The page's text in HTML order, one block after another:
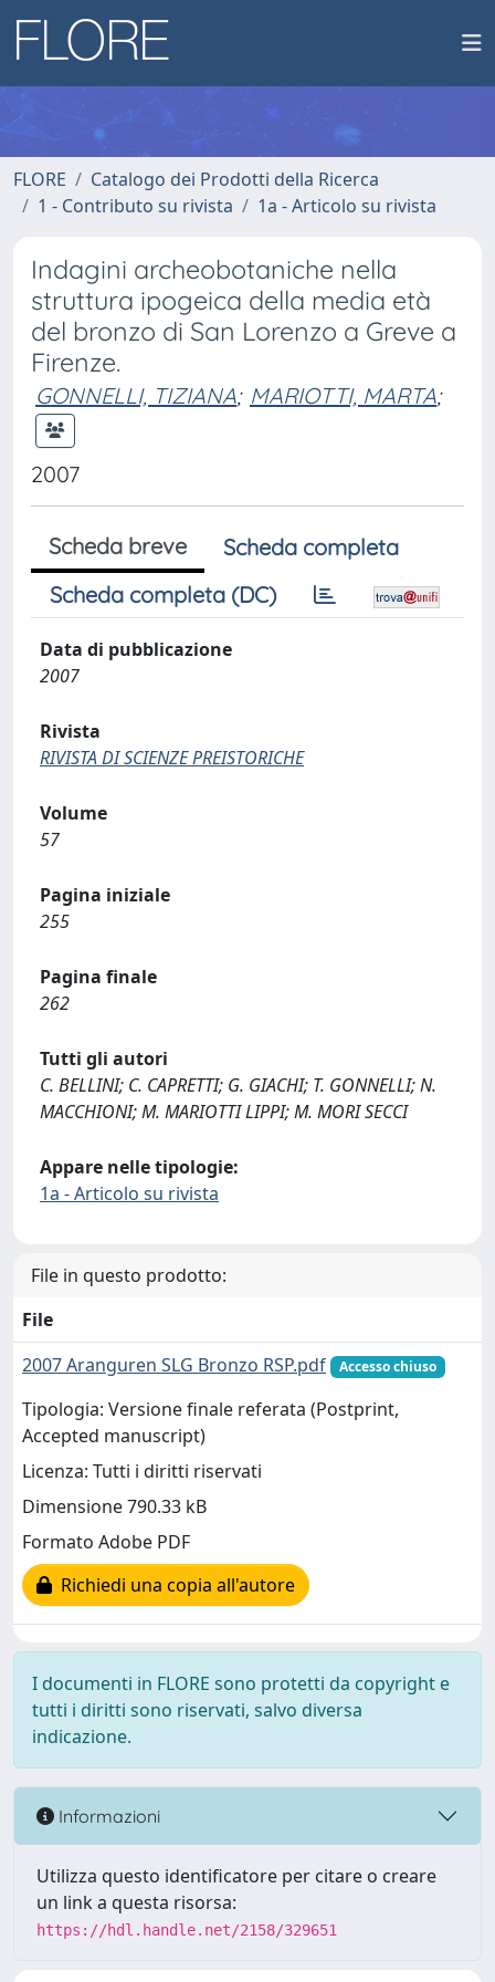
FLORE
Catalogo dei Prodotti della Ricerca
1 - Contributo su rivista
1a - Articolo su rivista
Indagini archeobotaniche nella
struttura ipogeica della media età
del bronzo di San Lorenzo a Greve a
Firenze.
GONNELLI, TIZIANA; MARIOTTI, MARTA;
2007
Scheda breve
Scheda completa
Scheda completa (DC)
Data di pubblicazione
2007
Rivista
RIVISTA DI SCIENZE PREISTORICHE
Volume
57
Pagina iniziale
255
Pagina finale
262
Tutti gli autori
C. BELLINI; C. CAPRETTI; G. GIACHI; T. GONNELLI; N.
MACCHIONI; M. MARIOTTI LIPPI; M. MORI SECCI
Appare nelle tipologie:
1a - Articolo su rivista
File in questo prodotto:
File
2007 Aranguren SLG Bronzo RSP.pdf
Accesso chiuso
Tipologia: Versione finale referata (Postprint,
Accepted manuscript)
Licenza: Tutti i diritti riservati
Dimensione 790.33 kB
Formato Adobe PDF
Richiedi una copia all'autore
I documenti in FLORE sono protetti da copyright e
tutti i diritti sono riservati, salvo diversa
indicazione.
Informazioni
Utilizza questo identificatore per citare o creare
un link a questa risorsa:
https://hdl.handle.net/2158/329651